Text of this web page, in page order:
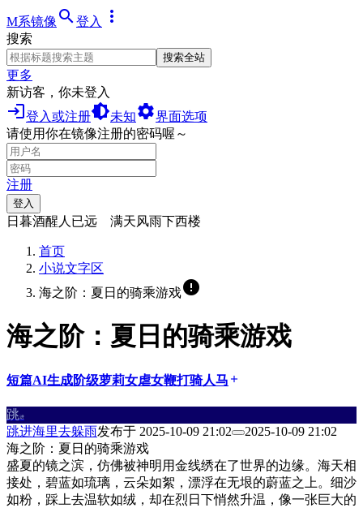
M系镜像 search登入 more_vert
搜索
搜索全站
更多
新访客，你未登入
login登入或注册brightness_medium未知settings界面选项
请使用你在镜像注册的密码喔～
注册
登入
日暮酒醒人已远 满天风雨下西楼
首页
小说文字区
海之阶：夏日的骑乘游戏error
海之阶：夏日的骑乘游戏
短篇AI生成阶级萝莉女虐女鞭打骑人马 add
跳进
跳进海里去躲雨发布于 2025-10-09 21:02
2025-10-09 21:02
海之阶：夏日的骑乘游戏
盛夏的镜之滨，仿佛被神明用金线绣在了世界的边缘。海天相
接处，碧蓝如琉璃，云朵如絮，漂浮在无垠的蔚蓝之上。细沙
如粉，踩上去温软如绒，却在烈日下悄然升温，像一张巨大的